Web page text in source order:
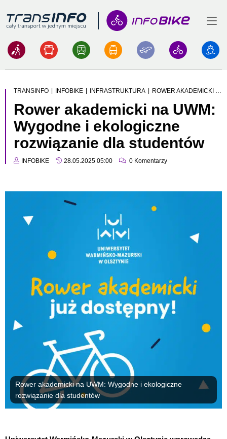
Logo Menu
TRANSINFO INFOBIKE INFRASTRUKTURA ROWER AKADEMICKI NA UWM: WYGODNE I EKOLOGICZNE ROZWIĄZANIE DLA STUDENTÓW
Rower akademicki na UWM:
Wygodne i ekologiczne
rozwiązanie dla studentów
INFOBIKE 28.05.2025 05:00 0 Komentarzy
Rower akademicki na UWM: Wygodne i ekologiczne
rozwiązanie dla studentów